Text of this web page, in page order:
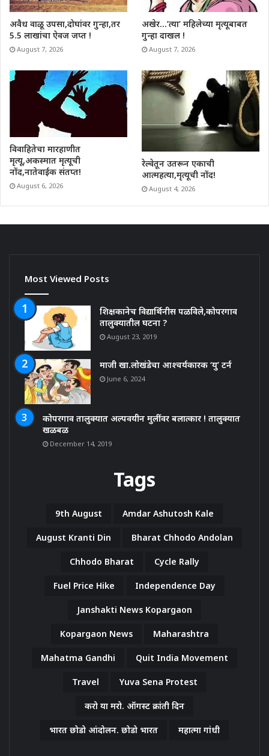
अवैध वाळू उपसा,दोघांवर गुन्हा,तर
5.5 लाखांचा ऐवज जप्त !
August 7, 2026
अखेर…’त्या’ महिलेच्या मृत्यूबाबत
गुन्हा दाखल !
August 7, 2026
विवाहितेचा मारहाणीत
मृत्यू,अकस्मात मृत्यूची
नोंद,नातेवाईक संतप्त!
August 6, 2026
रेल्वेतून उतरून एकाची
आत्महत्या,मृत्यूची नोंद!
August 4, 2026
Most Viewed Posts
शिक्षकानेच विद्यार्थिनीस पळविले,कोपरगाव
तालुक्यातील घटना ?
August 23, 2019
माजी खा.लोखंडेचा आश्चर्यकारक ‘यु’ टर्न
June 6, 2024
कोपरगाव तालुक्यात अल्पवयीन मुलींवर बलात्कार ! तालुक्यात
खळबळ
December 14, 2019
Tags
9th August Amdar Ashutosh Kale
August Kranti Din Bharat Chhodo Andolan
Chhodo Bharat Cycle Rally
Fuel Price Hike Independence Day
Janshakti News Kopargaon
Kopargaon News Maharashtra
Mahatma Gandhi Quit India Movement
Travel Yuva Sena Protest
करो या मरो. ऑगस्ट क्रांती दिन
भारत छोडो आंदोलन. छोडो भारत महात्मा गांधी